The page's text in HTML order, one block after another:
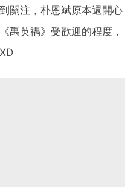
關注，朴恩斌原本還開心
禹英禑》受歡迎的程度，